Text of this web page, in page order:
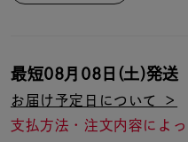
最短08月08日(土)発送
お届け予定日について ＞
支払方法・注文内容によ